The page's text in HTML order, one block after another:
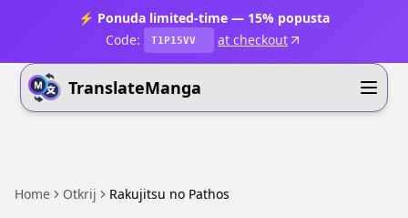
⚡ Ponuda limited-time — 15% popusta
Code:
T1P15VV at checkout
TranslateManga
Home Otkrij Rakujitsu no Pathos